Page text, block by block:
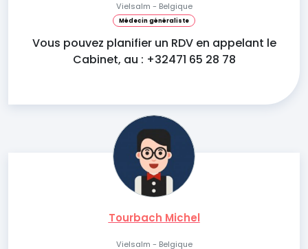
Vielsalm - Belgique
Médecin généraliste
Vous pouvez planifier un RDV en appelant le
Cabinet, au : +32471 65 28 78
Tourbach Michel
Vielsalm - Belgique